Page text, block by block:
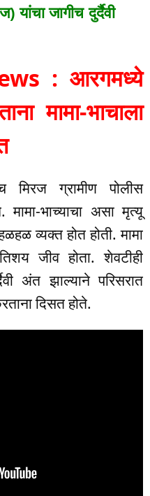
यांचा जागीच दुर्दैवी
: आरगमध्ये
मामा-भाचाला
मिरज ग्रामीण पोलीस
भाच्याचा असा मृत्यू
व्यक्त होत होती. मामा
जीव होता. शेवटीही
अंत झाल्याने परिसरात
दिसत होते.